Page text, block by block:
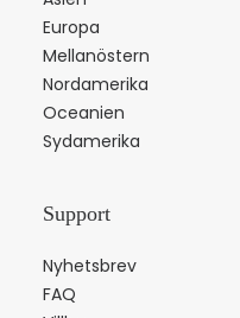
Europa
Mellanöstern
Nordamerika
Oceanien
Sydamerika
Support
Nyhetsbrev
FAQ